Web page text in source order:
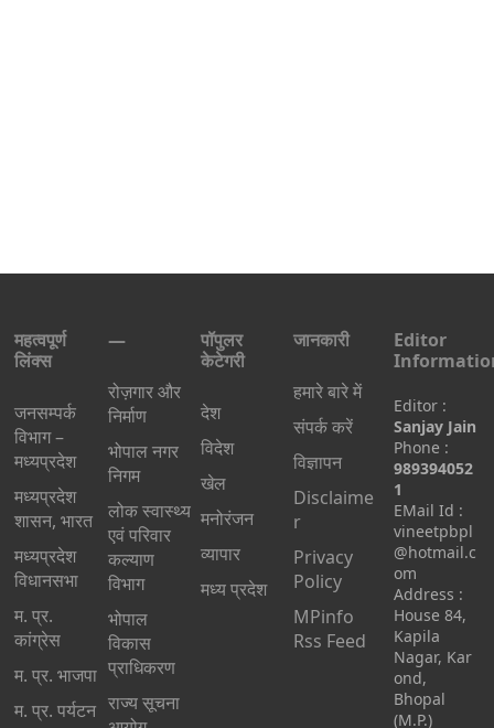
महत्वपूर्ण
लिंक्स
जनसम्पर्क
विभाग –
मध्यप्रदेश
मध्यप्रदेश
शासन, भारत
मध्‍यप्रदेश
विधानसभा
म. प्र.
कांग्रेस
म. प्र. भाजपा
म. प्र. पर्यटन
—
रोज़गार और
निर्माण
भोपाल नगर
निगम
लोक स्वास्थ्य
एवं परिवार
कल्याण
विभाग
भोपाल
विकास
प्राधिकरण
राज्य सूचना
पॉपुलर
केटेगरी
देश
विदेश
खेल
मनोरंजन
व्यापार
मध्य प्रदेश
जानकारी
हमारे बारे में
संपर्क करें
विज्ञापन
Disclaime
r
Privacy
Policy
MPinfo
Rss Feed
Editor
Editor :
Sanjay Jain
Phone :
989394052
1
EMail Id :
vineetpbpl
@hotmail.c
om
Address :
House 84,
Kapila
Nagar, Kar
ond,
Bhopal
(M.P.)